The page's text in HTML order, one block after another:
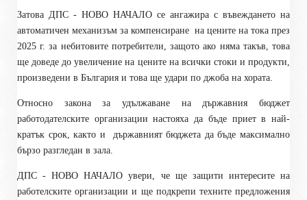
Затова ДПС - НОВО НАЧАЛО се ангажира с въвеждането на
автоматичен механизъм за компенсиране на цените на тока през
2025 г. за небитовите потребители, защото ако няма такъв, това
ще доведе до увеличение на цените на всички стоки и продукти,
произведени в България и това ще удари по джоба на хората.
Относно закона за удължаване на държавния бюджет
работодателските организации настояха да бъде приет в най-
кратък срок, както и
държавният бюджета да бъде максимално
бързо разгледан в зала.
ДПС - НОВО НАЧАЛО увери, че ще защити интересите на
работелските организации и ще подкрепи техните предложения